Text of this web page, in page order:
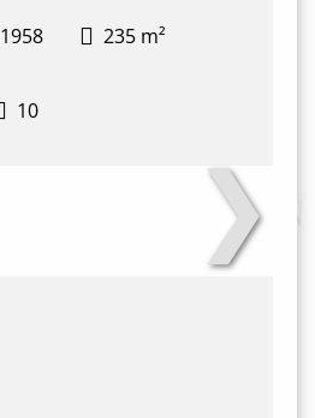
1958 235 m²
10
❯